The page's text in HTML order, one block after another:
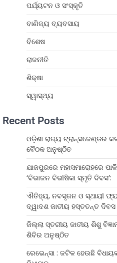
ପର୍ଯ୍ୟଟନ ଓ ସଂସ୍କୃତି
ବାଣିଜ୍ୟ ବ୍ୟବସାୟ
ବିଶେଷ
ରାଜନୀତି
ଶିକ୍ଷା
ସ୍ୱାସ୍ଥ୍ୟ
Recent Posts
ଓଡ଼ିଶା ରାଜ୍ୟ ଟ୍ରାନ୍ସଜେଣ୍ଡର
ବୈଠକ ଅନୁଷ୍ଠିତ
ଯାଜପୁରରେ ମହାସମାରୋହରେ
‘ବିଭାଜନ ବିଭୀଷିକା ସ୍ମୃତି ଦିବସ’:
ଐତିହ୍ୟ, ନବସୃଜନ ଓ ସ୍ଥାୟୀ
ଦ୍ୱାଦଶ ଜାତୀୟ ହସ୍ତତନ୍ତ ଦିବସ
ଜିଲ୍ଲା ସ୍ତରୀୟ ଜାତୀୟ ଶିଶୁ
ଶିବିର ଅନୁଷ୍ଠିତ
ରେଭେନ୍ସା : ଜଟିଳ ହେଉଛି